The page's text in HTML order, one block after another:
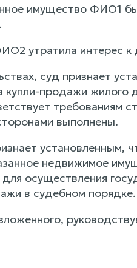
имущество ФИО1
утратила интерес
суд признает
купли-продажи
требованиям
выполнены.
установленным,
недвижимое
осуществления
в судебном порядке.